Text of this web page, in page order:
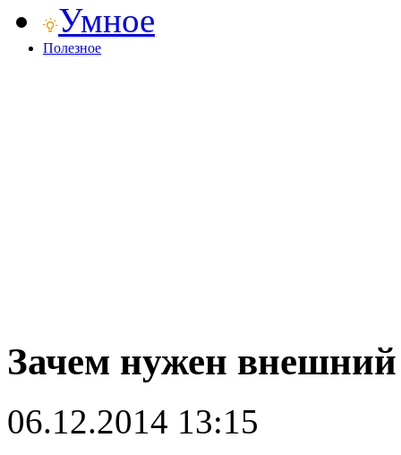
Умное
Полезное
Зачем нужен
06.12.2014 13:15